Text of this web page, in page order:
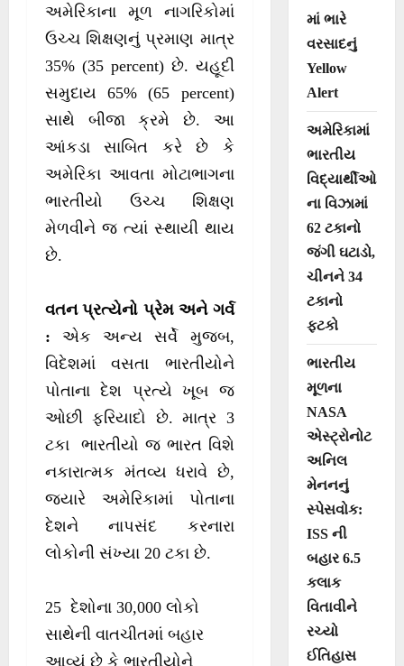
અમેરિકાના મૂળ નાગરિકોમાં
ઉચ્ચ શિક્ષણનું પ્રમાણ માત્ર
35% (35 percent) છે. યહૂદી
સમુદાય 65% (65 percent)
સાથે બીજા ક્રમે છે. આ
આંકડા સાબિત કરે છે કે
અમેરિકા આવતા મોટાભાગના
ભારતીયો ઉચ્ચ શિક્ષણ
મેળવીને જ ત્યાં સ્થાયી થાય
છે.
વતન પ્રત્યેનો પ્રેમ અને ગર્વ
: એક અન્ય સર્વે મુજબ,
વિદેશમાં વસતા ભારતીયોને
પોતાના દેશ પ્રત્યે ખૂબ જ
ઓછી ફરિયાદો છે. માત્ર 3
ટકા ભારતીયો જ ભારત વિશે
નકારાત્મક મંતવ્ય ધરાવે છે,
જ્યારે અમેરિકામાં પોતાના
દેશને નાપસંદ કરનારા
લોકોની સંખ્યા 20 ટકા છે.
25 દેશોના 30,000 લોકો
સાથેની વાતચીતમાં બહાર
આવ્યું છે કે ભારતીયોને
માં ભારે
વરસાદનું
Yellow
Alert
અમેરિકામાં
ભારતીય
વિદ્યાર્થીઓ
ના વિઝામાં
62 ટકાનો
જંગી ઘટાડો,
ચીનને 34
ટકાનો
ફટકો
ભારતીય
મૂળના
NASA
એસ્ટ્રોનોટ
અનિલ
મેનનનું
સ્પેસવોક:
ISS ની
બહાર 6.5
કલાક
વિતાવીને
રચ્યો
ઈતિહાસ